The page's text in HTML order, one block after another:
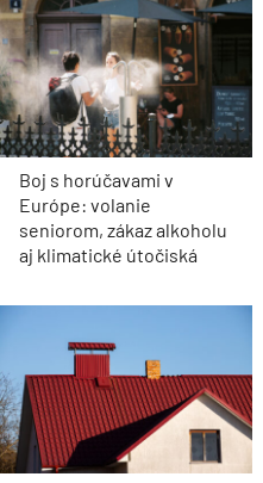
Boj s horúčavami v
Európe: volanie
seniorom, zákaz alkoholu
aj klimatické útočiská